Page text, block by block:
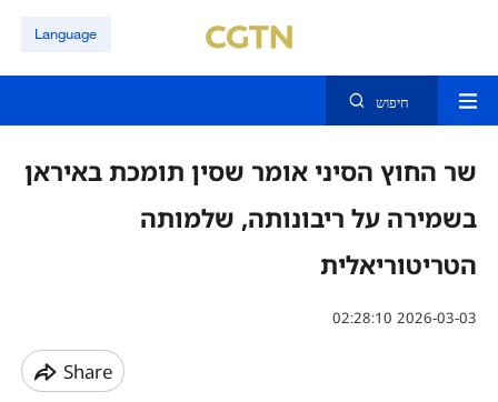
Language
חיפוש
שר החוץ הסיני אומר שסין תומכת באיראן
בשמירה על ריבונותה, שלמותה
הטריטוריאלית
02:28:10 2026-03-03
Share